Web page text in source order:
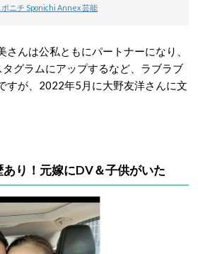
ニチ Sponichi Annex 芸能
さんは公私ともにパートナーになり、
グラムにアップするなど、ラブラブ
すが、2022年5月に大野友洋さんに文
り！元嫁にDV＆子供がいた